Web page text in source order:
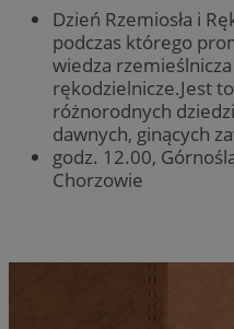
Dzień Rzemiosła i
podczas którego
wiedza
rękodzielnicze.Jest
różnorodnych
dawnych, ginących
godz. 12.00,
Chorzowie